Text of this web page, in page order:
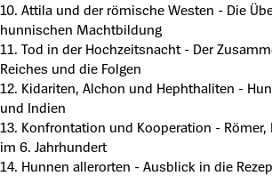
10. Attila und der römische Westen - Die
hunnischen Machtbildung
11. Tod in der Hochzeitsnacht - Der
Reiches und die Folgen
12. Kidariten, Alchon und Hephthaliten -
und Indien
13. Konfrontation und Kooperation - Römer,
im 6. Jahrhundert
14. Hunnen allerorten - Ausblick in die